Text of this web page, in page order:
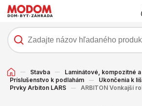
Stavba
Laminátové, kompozitné
Príslušenstvo k podlahám
Ukončenia k
Prvky Arbiton LARS
ARBITON Vonkajší